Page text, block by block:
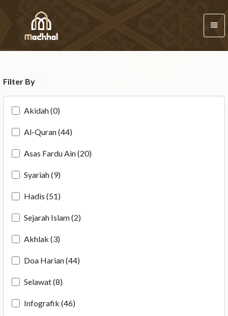
Filter By
Akidah (0)
Al-Quran (44)
Asas Fardu Ain (20)
Syariah (9)
Hadis (51)
Sejarah Islam (2)
Akhlak (3)
Doa Harian (44)
Selawat (8)
Infografik (46)